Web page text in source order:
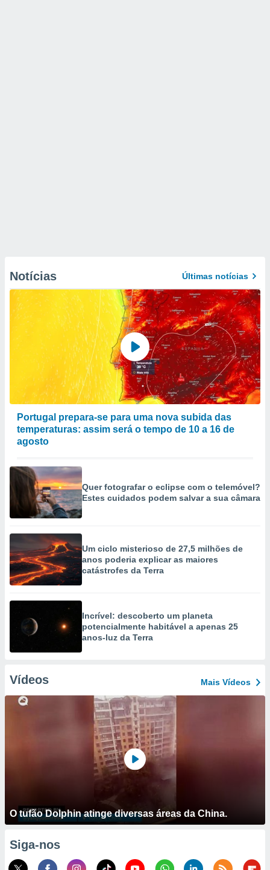
Notícias Últimas notícias
Portugal prepara-se para uma nova subida das
temperaturas: assim será o tempo de 10 a 16 de
agosto
Quer fotografar o eclipse com o telemóvel?
Estes cuidados podem salvar a sua câmara
Um ciclo misterioso de 27,5 milhões de
anos poderia explicar as maiores
catástrofes da Terra
Incrível: descoberto um planeta
potencialmente habitável a apenas 25
anos-luz da Terra
Vídeos Mais Vídeos
O tufão Dolphin atinge diversas áreas da China.
Siga-nos